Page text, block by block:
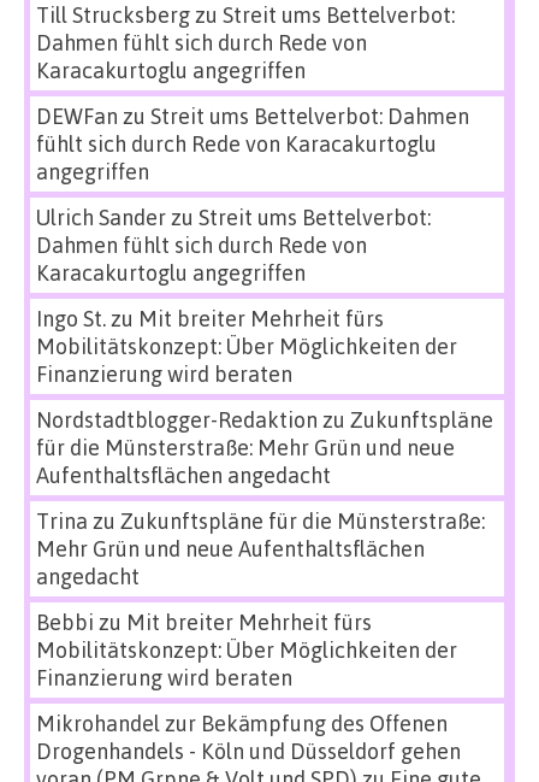
Till Strucksbergzu Streit ums Bettelverbot:
Dahmen fühlt sich durch Rede von
Karacakurtoglu angegriffen
DEWFan zu Streit ums Bettelverbot: Dahmen
fühlt sich durch Rede von Karacakurtoglu
angegriffen
Ulrich Sanderzu Streit ums Bettelverbot:
Dahmen fühlt sich durch Rede von
Karacakurtoglu angegriffen
Ingo St.zu Mit breiter Mehrheit fürs
Mobilitätskonzept: Über Möglichkeiten der
Finanzierung wird beraten
Nordstadtblogger-Redaktion zu Zukunftspläne
für die Münsterstraße: Mehr Grün und neue
Aufenthaltsflächen angedacht
Trina zu Zukunftspläne für die Münsterstraße:
Mehr Grün und neue Aufenthaltsflächen
angedacht
Bebbi zu Mit breiter Mehrheit fürs
Mobilitätskonzept: Über Möglichkeiten der
Finanzierung wird beraten
Mikrohandel zur Bekämpfung des Offenen
Drogenhandels - Köln und Düsseldorf gehen